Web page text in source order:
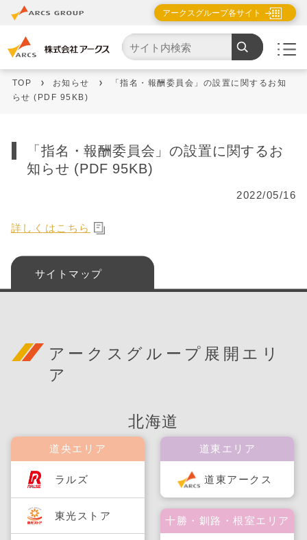
アークスグループ各サイト
TOP お知らせ
「指名・報酬委員会」の設置に関するお知
らせ (PDF 95KB)
「指名・報酬委員会」の設置に関するお
知らせ (PDF 95KB)
2022/05/16
詳しくはこちら
サイトマップ
アークスグループ展開エリ
ア
北海道
道央エリア
ラルズ
東光ストア
道東エリア
道東アークス
十勝・釧路・根室エリア